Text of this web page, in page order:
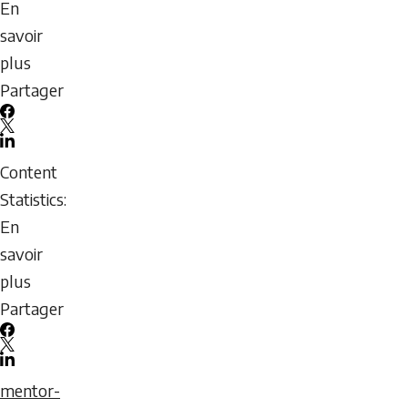
général
un
handicap :
Manuel
d’introduction
En
savoir
plus
sur
Guide
Entraînement
des
athlètes
maîtres
Partager
Facebook
X
Email
icon
Content
Statistics:
En
savoir
plus
sur
Montrer
le
chemin
Partager
Facebook
X
Email
mentor-